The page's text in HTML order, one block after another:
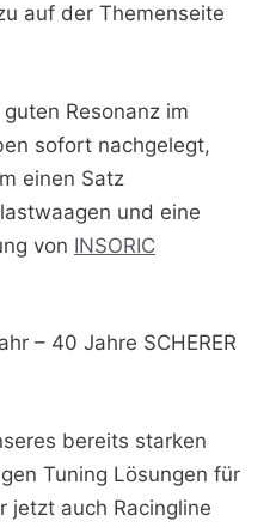
auf der Themenseite
Resonanz im
sofort nachgelegt,
einen Satz
und eine
von INSORIC
– 40 Jahre SCHERER
bereits starken
Tuning Lösungen für
jetzt auch Racingline